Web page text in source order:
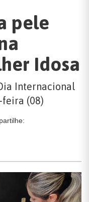
pele
Idosa
Internacional
(08)